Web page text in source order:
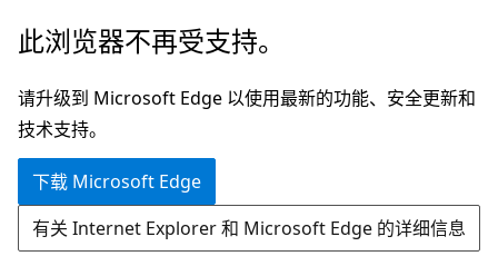
跳
主
要
内
此浏览器不再受支持。
请升级到 Microsoft Edge 以使用最新的功能、安全更新和
技术支持。
下载 Microsoft Edge
有关 Internet Explorer 和 Microsoft Edge 的详细信息